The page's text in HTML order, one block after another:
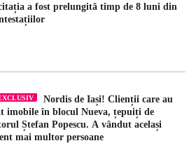
a fost prelungită timp de 8 luni din
Nordis de Iași! Clienții care au
imobile în blocul Nueva, țepuiți de
Ștefan Popescu. A vândut același
mai multor persoane